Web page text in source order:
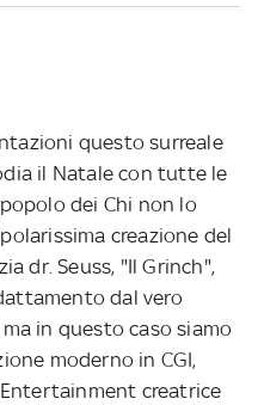
questo surreale
il Natale con tutte le
dei Chi non lo
creazione del
dr. Seuss, "Il Grinch",
dal vero
in questo caso siamo
moderno in CGI,
creatrice